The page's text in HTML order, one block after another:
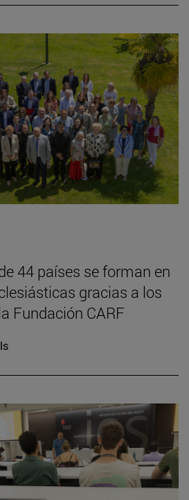
44 países se forman en
gracias a los
Fundación CARF